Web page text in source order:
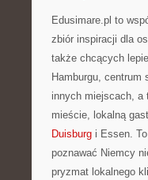
Edusimare.pl to
zbiór inspiracji dla
także chcących
Hamburgu,
innych miejscach, a
mieście, lokalną
Duisburg i Essen.
poznawać Niemcy
pryzmat lokalnego